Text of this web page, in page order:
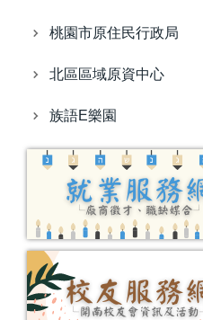
桃園市原住民行政局
北區區域原資中心
族語E樂園